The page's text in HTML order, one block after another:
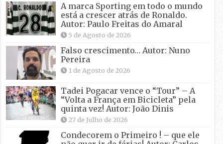
A marca Sporting em todo o mundo
está a crescer atrás de Ronaldo.
Autor: Paulo Freitas do Amaral
5 de Agosto de 2026
Falso crescimento… Autor: Nuno
Pereira
1 de Agosto de 2026
Tadei Pogacar vence o “Tour” – A
“Volta a França em Bicicleta” pela
quinta vez! Autor: João Dinis
27 de Julho de 2026
Condecorem o Primeiro ! – que ele